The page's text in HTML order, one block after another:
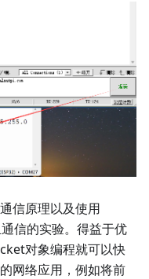
信原理以及使用
信的实验。得益于优
对象编程就可以快
网络应用，例如将前